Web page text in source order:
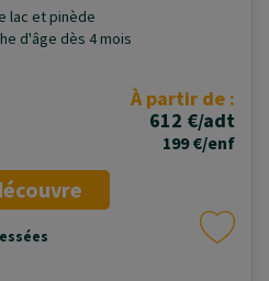
lac et pinède
d'âge dès 4 mois
À partir de :
612 €/adt
199 €/enf